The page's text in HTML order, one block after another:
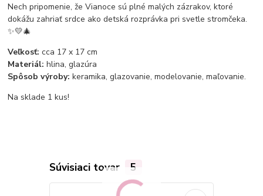
Nech pripomenie, že Vianoce sú plné malých zázrakov, ktoré
dokážu zahriať srdce ako detská rozprávka pri svetle stromčeka.
✨💛🎄
Veľkosť:cca 17 x 17 cm
Materiál: hlina, glazúra
Spôsob výroby: keramika, glazovanie, modelovanie, maľovanie.
Na sklade 1 kus!
Súvisiaci tovar 5